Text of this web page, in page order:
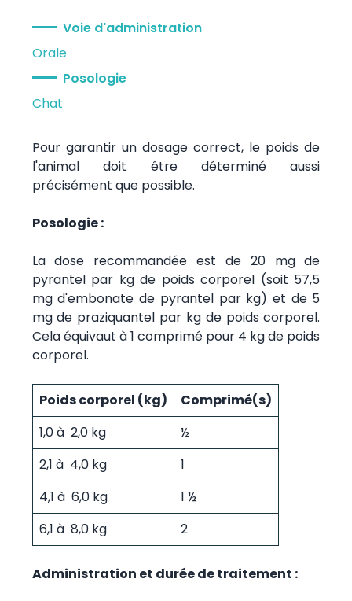
Voie d'administration
Orale
Posologie
Chat
Pour garantir un dosage correct, le poids de
l'animal doit être déterminé aussi
précisément que possible.
Posologie :
La dose recommandée est de 20 mg de
pyrantel par kg de poids corporel (soit 57,5
mg d'embonate de pyrantel par kg) et de 5
mg de praziquantel par kg de poids corporel.
Cela équivaut à 1 comprimé pour 4 kg de poids
corporel.
Poids corporel (kg)
Comprimé(s)
1,0 à 2,0 kg
½
2,1 à 4,0 kg
1
4,1 à 6,0 kg
1 ½
6,1 à 8,0 kg
2
Administration et durée de traitement :